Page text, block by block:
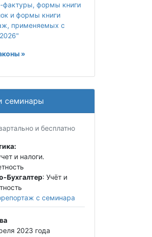
фактуры, формы книги
и формы книги
применяемых с
»
семинары
и бесплатно
и налоги.
Бухгалтер: Учёт и
с семинара
2023 года